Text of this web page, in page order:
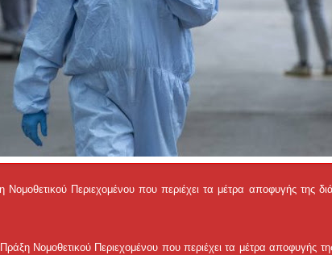
Περιεχομένου που περιέχει τα μέτρα αποφυγής της
Νομοθετικού Περιεχομένου που περιέχει τα μέτρα αποφυγής